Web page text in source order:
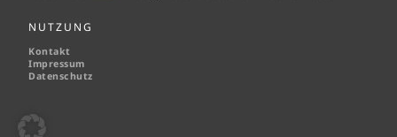
NUTZUNG
Kontakt
Impressum
Datenschutz